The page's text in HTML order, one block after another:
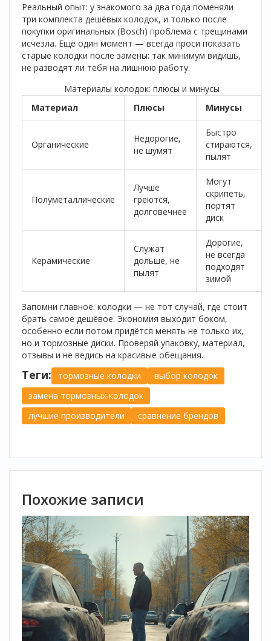
Реальный опыт: у знакомого за два года поменяли
три комплекта дешёвых колодок, и только после
покупки оригинальных (Bosch) проблема с трещинами
исчезла. Ещё один момент — всегда проси показать
старые колодки после замены: так минимум видишь,
не разводят ли тебя на лишнюю работу.
Материалы колодок: плюсы и минусы
Материал
Плюсы Минусы
Органические
Недорогие,
не шумят
Быстро
стираются,
пылят
Полуметаллические
Лучше
греются,
долговечнее
Могут
скрипеть,
портят
диск
Керамические
Служат
дольше, не
пылят
Дорогие,
не всегда
подходят
зимой
Запомни главное: колодки — не тот случай, где стоит
брать самое дешёвое. Экономия выходит боком,
особенно если потом придётся менять не только их,
но и тормозные диски. Проверяй упаковку, материал,
отзывы и не ведись на красивые обещания.
Теги: тормозные колодки
выбор колодок
замена тормозных колодок
лучшие производители
сравнение брендов
Похожие записи